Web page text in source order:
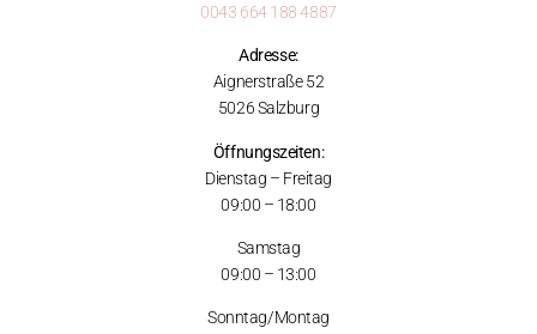
0043 664 188 4887
Adresse:
Aignerstraße 52
5026 Salzburg
Öffnungszeiten:
Dienstag – Freitag
09:00 – 18:00
Samstag
09:00 – 13:00
Sonntag/Montag